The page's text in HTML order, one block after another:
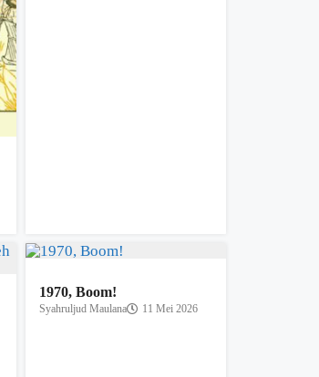
1970, Boom!
Syahruljud Maulana 11 Mei 2026